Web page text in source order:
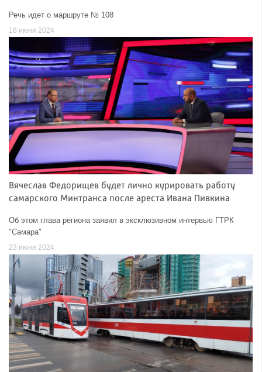
Речь идет о маршруте № 108
18 июня 2024
Вячеслав Федорищев будет лично курировать работу
самарского Минтранса после ареста Ивана Пивкина
Об этом глава региона заявил в эксклюзивном интервью ГТРК
"Самара"
23 июня 2024